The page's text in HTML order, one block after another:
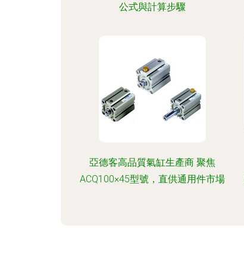
公式與計算步驟
亞德客高品質氣缸生產商 聚焦
ACQ100×45型號，直供通用件市場